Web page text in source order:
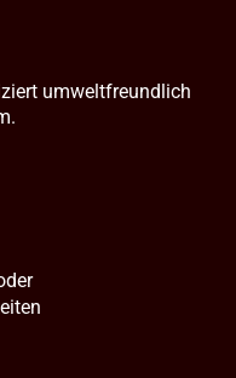
umweltfreundlich